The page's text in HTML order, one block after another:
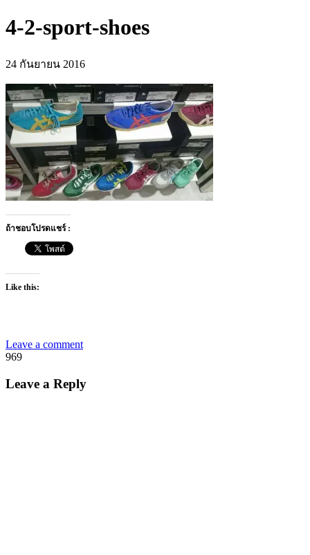
4-2-sport-shoes
24 กันยายน 2016
ถ้าชอบโปรดแชร์ :
Like this:
Leave a comment
969
Leave a Reply